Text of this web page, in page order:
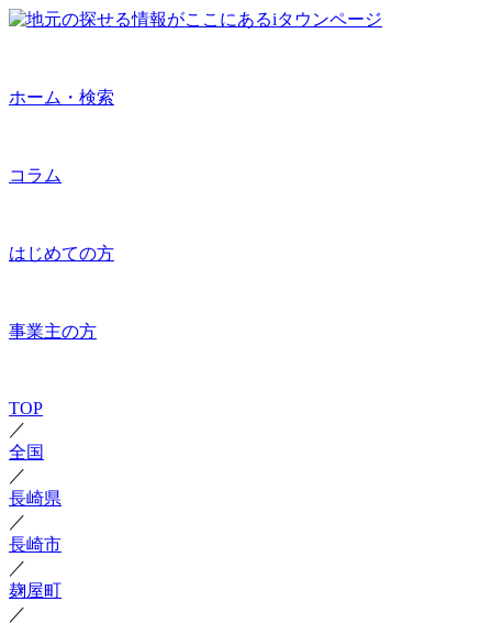
ホーム・検索
コラム
はじめての方
事業主の方
TOP
／
全国
／
長崎県
／
長崎市
／
麹屋町
／